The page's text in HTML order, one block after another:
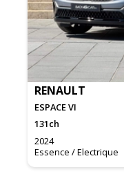
RENAULT
ESPACE VI
131ch
2024
Essence / Electrique